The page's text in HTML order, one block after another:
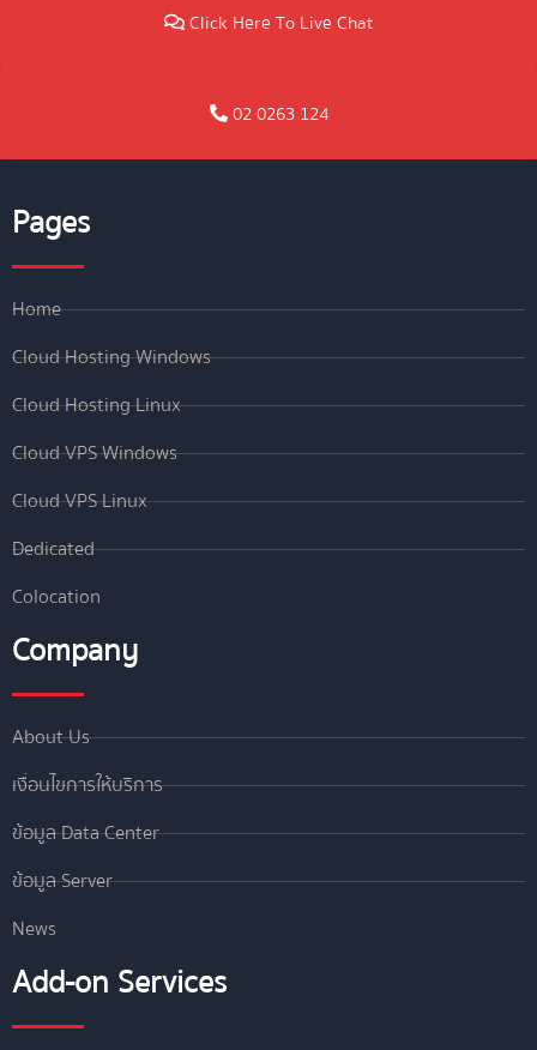
Click Here To Live Chat
02 0263 124
Pages
Home
Cloud Hosting Windows
Cloud Hosting Linux
Cloud VPS Windows
Cloud VPS Linux
Dedicated
Colocation
Company
About Us
เงื่อนไขการให้บริการ
ข้อมูล Data Center
ข้อมูล Server
News
Add-on Services